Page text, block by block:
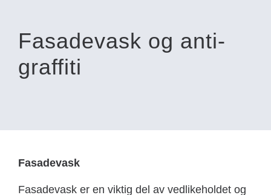
Fasadevask og anti-
graffiti
Fasadevask
Fasadevask er en viktig del av vedlikeholdet og